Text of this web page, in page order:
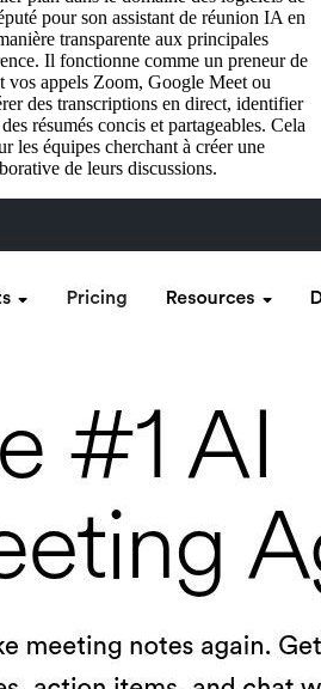
pour son assistant de réunion IA en
transparente aux principales
Il fonctionne comme un preneur de
vos appels Zoom, Google Meet ou
des transcriptions en direct, identifier
résumés concis et partageables. Cela
les équipes cherchant à créer une
de leurs discussions.